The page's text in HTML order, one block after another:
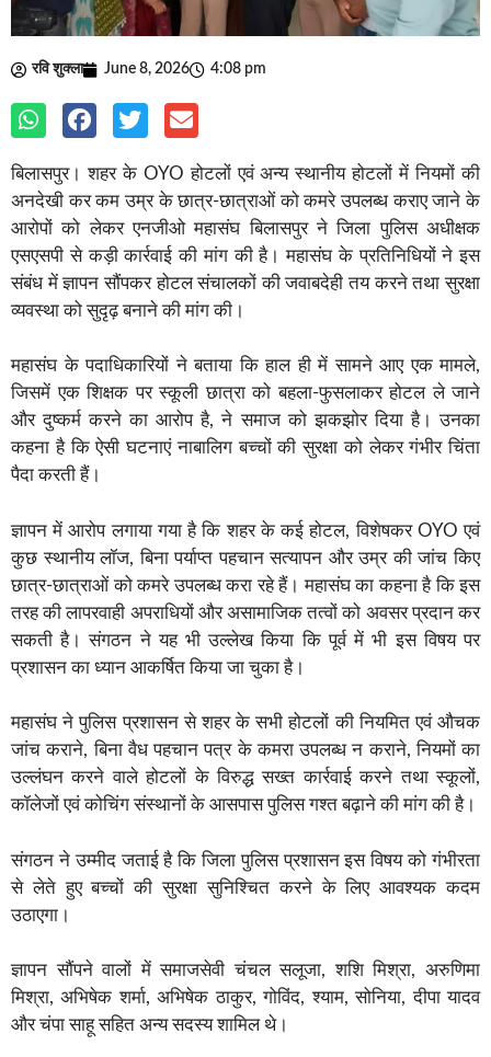
रवि शुक्ला June 8, 2026 4:08 pm
बिलासपुर। शहर के OYO होटलों एवं अन्य स्थानीय होटलों में नियमों की
अनदेखी कर कम उम्र के छात्र-छात्राओं को कमरे उपलब्ध कराए जाने के
आरोपों को लेकर एनजीओ महासंघ बिलासपुर ने जिला पुलिस अधीक्षक
एसएसपी से कड़ी कार्रवाई की मांग की है। महासंघ के प्रतिनिधियों ने इस
संबंध में ज्ञापन सौंपकर होटल संचालकों की जवाबदेही तय करने तथा सुरक्षा
व्यवस्था को सुदृढ़ बनाने की मांग की।
महासंघ के पदाधिकारियों ने बताया कि हाल ही में सामने आए एक मामले,
जिसमें एक शिक्षक पर स्कूली छात्रा को बहला-फुसलाकर होटल ले जाने
और दुष्कर्म करने का आरोप है, ने समाज को झकझोर दिया है। उनका
कहना है कि ऐसी घटनाएं नाबालिग बच्चों की सुरक्षा को लेकर गंभीर चिंता
पैदा करती हैं।
ज्ञापन में आरोप लगाया गया है कि शहर के कई होटल, विशेषकर OYO एवं
कुछ स्थानीय लॉज, बिना पर्याप्त पहचान सत्यापन और उम्र की जांच किए
छात्र-छात्राओं को कमरे उपलब्ध करा रहे हैं। महासंघ का कहना है कि इस
तरह की लापरवाही अपराधियों और असामाजिक तत्वों को अवसर प्रदान कर
सकती है। संगठन ने यह भी उल्लेख किया कि पूर्व में भी इस विषय पर
प्रशासन का ध्यान आकर्षित किया जा चुका है।
महासंघ ने पुलिस प्रशासन से शहर के सभी होटलों की नियमित एवं औचक
जांच कराने, बिना वैध पहचान पत्र के कमरा उपलब्ध न कराने, नियमों का
उल्लंघन करने वाले होटलों के विरुद्ध सख्त कार्रवाई करने तथा स्कूलों,
कॉलेजों एवं कोचिंग संस्थानों के आसपास पुलिस गश्त बढ़ाने की मांग की है।
संगठन ने उम्मीद जताई है कि जिला पुलिस प्रशासन इस विषय को गंभीरता
से लेते हुए बच्चों की सुरक्षा सुनिश्चित करने के लिए आवश्यक कदम
उठाएगा।
ज्ञापन सौंपने वालों में समाजसेवी चंचल सलूजा, शशि मिश्रा, अरुणिमा
मिश्रा, अभिषेक शर्मा, अभिषेक ठाकुर, गोविंद, श्याम, सोनिया, दीपा यादव
और चंपा साहू सहित अन्य सदस्य शामिल थे।